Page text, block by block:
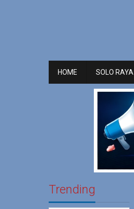
HOME SOLO RAYA
Trending